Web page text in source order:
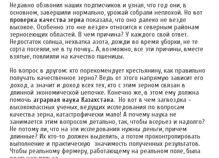
Недавно обзвонил наших подписчиков и узнал, что год они, в
основном, завершили нормально, урожай собрали неплохой. Но вот
проверка качества зерна показала, что оно далеко не везде
высокое. Особенно это «не везде» относится к северным районам
зерносеющих областей. В чем причина? У каждого свой ответ.
Недостаток солнца, нехватка азота, дожди во время уборки, не те
сорта посеяли, не в ту почву… А, возможно, все эти причины, вместе
взятые, повлияли на качество пшеницы.
Но вопрос в другом: кто порекомендует крестьянину, как правильно
получать качественное зерно? Ведь от этого напрямую зависит его
доход, а значит и доход всех тех, кто с этим зерном связан в
длинной экономической цепочке. Конечно же, в этом ему должна
помочь аграрная наука Казахстана. Но вот в чем загвоздка –
высококлассных ученых, ведущих исследования по вопросам
качества зерна, катастрофически мало! А почему наука не
занимается этим вопросом детально, так, чтобы всерьез и надолго?
Не потому ли, что на эти исследования нужны деньги, причем
длинные? Их кто-то должен выделить, а потом проконтролировать
выполнение и практическую значимость полученных результатов.
Чтобы реальному фермеру, работающему на реальном поле, была